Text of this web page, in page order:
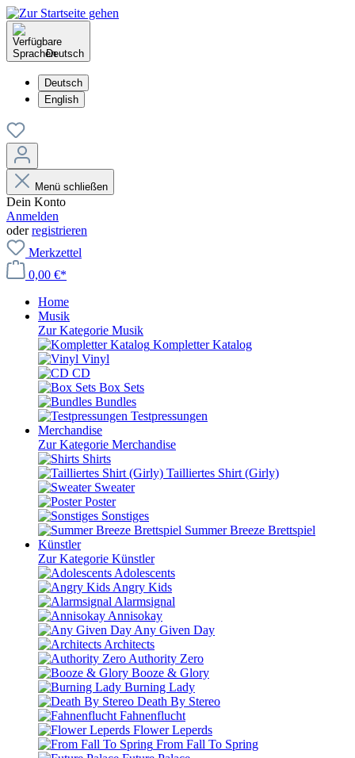
Deutsch
Deutsch
English
Menü schließen
Dein Konto
Anmelden
oderregistrieren
Merkzettel
0,00 €*
Home
Musik
Zur Kategorie Musik
Kompletter Katalog
Vinyl
CD
Box Sets
Bundles
Testpressungen
Merchandise
Zur Kategorie Merchandise
Shirts
Tailliertes Shirt (Girly)
Sweater
Poster
Sonstiges
Summer Breeze Brettspiel
Künstler
Zur Kategorie Künstler
Adolescents
Angry Kids
Alarmsignal
Annisokay
Any Given Day
Architects
Authority Zero
Booze & Glory
Burning Lady
Death By Stereo
Fahnenflucht
Flower Leperds
From Fall To Spring